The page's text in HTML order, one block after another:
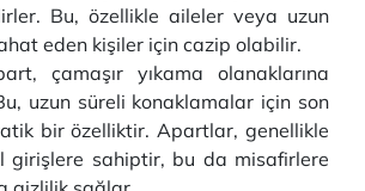
Bu, özellikle aileler veya uzun
eden kişiler için cazip olabilir.
çamaşır yıkama olanaklarına
uzun süreli konaklamalar için son
bir özelliktir. Apartlar, genellikle
girişlere sahiptir, bu da misafirlere